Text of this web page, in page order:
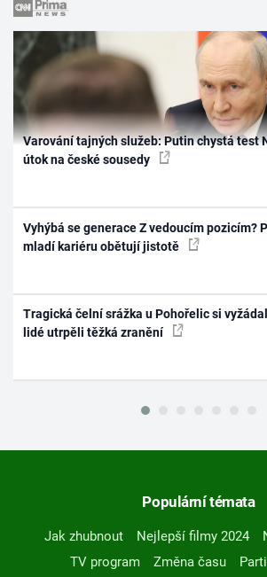
Varování tajných služeb: Putin chystá test
útok na české sousedy
Vyhýbá se generace Z vedoucím pozicím?
mladí kariéru obětují jistotě
Tragická čelní srážka u Pohořelic si
lidé utrpěli těžká zranění
Populární témata
Jak zhubnout Nejlepší filmy 2024
TV program
Změna času